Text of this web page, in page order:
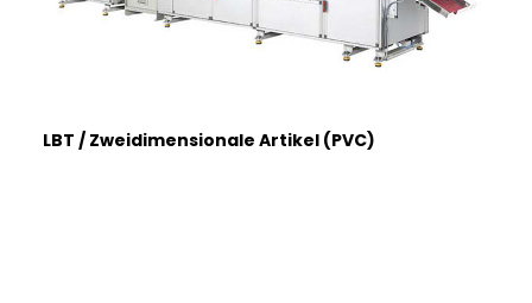
LBT / Zweidimensionale Artikel (PVC)